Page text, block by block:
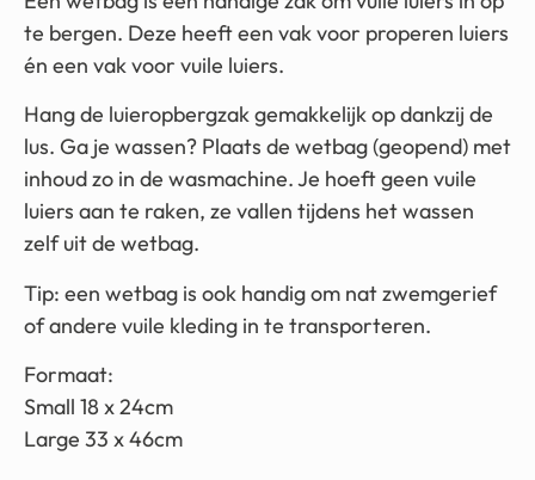
te bergen. Deze heeft een vak voor properen luiers
én een vak voor vuile luiers.
Hang de luieropbergzak gemakkelijk op dankzij de
lus. Ga je wassen? Plaats de wetbag (geopend) met
inhoud zo in de wasmachine. Je hoeft geen vuile
luiers aan te raken, ze vallen tijdens het wassen
zelf uit de wetbag.
Tip: een wetbag is ook handig om nat zwemgerief
of andere vuile kleding in te transporteren.
Formaat:
Small 18 x 24cm
Large 33 x 46cm